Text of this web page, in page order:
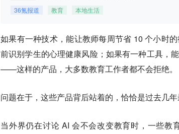
36氪报道 教育 本地生活
如果有一种技术，能让教师每周节省 10 个小时
前识别学生的心理健康风险；如果有一种工具，
——这样的产品，大多数教育工作者都不会拒绝。
问题在于，这些产品背后站着的，恰恰是过去几
当外界仍在讨论 AI 会不会改变教育时，一些教